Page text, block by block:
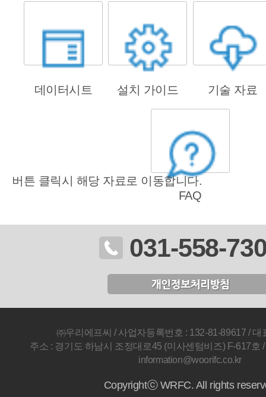
데이터시트 설치 가이드 기술 자료
FAQ
버튼 클릭시 해당 자료로 이동합니다.
031-558-
㈜우리에프씨 / 사업자등록번호 : 132-81-89617 / 대
주소 : 경기도 하남시 조정대로45 (미사센텀비즈) F-617호
information@woorifc.co.kr
Copyrightⓒ WRFC. All rights